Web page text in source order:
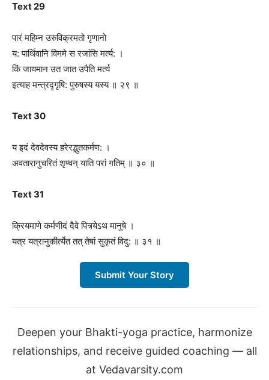
Text 29
पारं महिम्न उरुविक्रमतो गृणानो
य: पार्थिवानि विममे स रजांसि मर्त्य: ।
किं जायमान उत जात उपैति मर्त्य
इत्याह मन्त्रद‍ृगृषि: पुरुषस्य यस्य ॥ २९ ॥
Text 30
य इदं देवदेवस्य हरेरद्भ‍ुतकर्मण: ।
अवतारानुचरितं श‍ृण्वन् याति परां गतिम् ॥ ३० ॥
Text 31
क्रियमाणे कर्मणीदं दैवे पित्र्येऽथ मानुषे ।
यत्र यत्रानुकीर्त्येत तत् तेषां सुकृतं विदु: ॥ ३१ ॥
Submit Your Story
Deepen your Bhakti-yoga practice, harmonize
relationships, and receive guided coaching — all
at Vedavarsity.com